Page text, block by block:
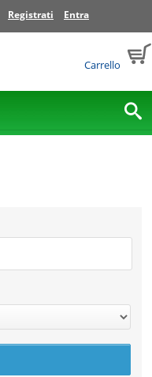
Registrati Entra
Carrello